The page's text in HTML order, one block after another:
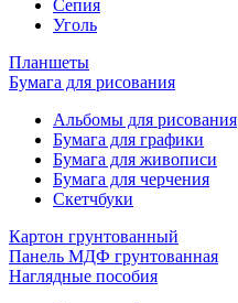
Сепия
Уголь
Планшеты
Бумага для рисования
Альбомы для рисования
Бумага для графики
Бумага для живописи
Бумага для черчения
Скетчбуки
Картон грунтованный
Панель МДФ грунтованная
Наглядные пособия